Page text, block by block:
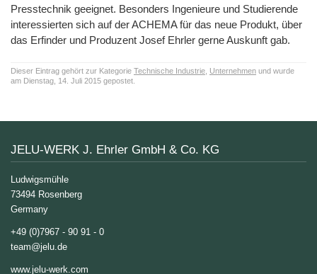
Presstechnik geeignet. Besonders Ingenieure und Studierende
interessierten sich auf der ACHEMA für das neue Produkt, über
das Erfinder und Produzent Josef Ehrler gerne Auskunft gab.
Dieser Eintrag gehört zur Kategorie Technische Industrie Unternehmen und wurde
am Dienstag, 14. Juli 2015 gepostet.
JELU-WERK J. Ehrler GmbH & Co. KG
Ludwigsmühle
73494 Rosenberg
Germany
+49 (0)7967 - 90 91 - 0
team@jelu.de
www.jelu-werk.com